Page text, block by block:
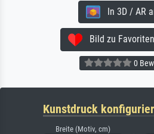
In 3D / AR
Bild zu
0
Kunstdruck
Breite (Motiv, cm)